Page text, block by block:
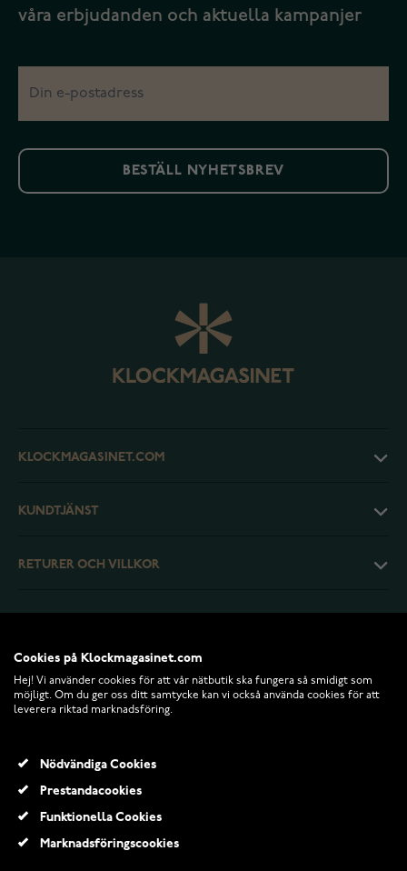
våra erbjudanden och aktuella kampanjer
BESTÄLL NYHETSBREV
KLOCKMAGASINET.COM
KUNDTJÄNST
RETURER OCH VILLKOR
© 2026 Klockmagasinet.com
Cookies på Klockmagasinet.com
Hej! Vi använder cookies för att vår nätbutik ska fungera så smidigt som
möjligt. Om du ger oss ditt samtycke kan vi också använda cookies för att
leverera riktad marknadsföring.
Nödvändiga Cookies
Prestandacookies
Funktionella Cookies
Marknadsföringscookies